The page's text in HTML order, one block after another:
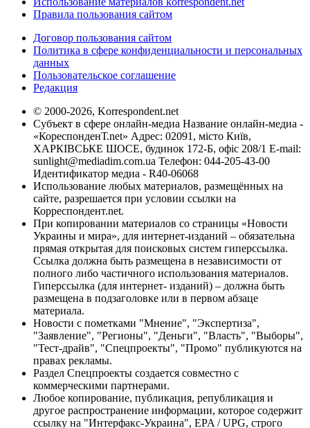
Правила пользования сайтом
Договор пользования сайтом
Политика в сфере конфиденциальности и персональных
данных
Пользовательское соглашение
Редакция
© 2000-2026, Korrespondent.net
Субъект в сфере онлайн-медиа Название онлайн-медиа -
«КореспонденТ.net» Адрес: 02091, місто Київ,
ХАРКІВСЬКЕ ШОСЕ, будинок 172-Б, офіс 208/1 E-mail:
sunlight@mediadim.com.ua Телефон: 044-205-43-00
Идентификатор медиа - R40-06068
Использование любых материалов, размещённых на
сайте, разрешается при условии ссылки на
Корреспондент.net.
При копировании материалов со страницы «Новости
Украины и мира», для интернет-изданий – обязательна
прямая открытая для поисковых систем гиперссылка.
Ссылка должна быть размещена в независимости от
полного либо частичного использования материалов.
Гиперссылка (для интернет- изданий) – должна быть
размещена в подзаголовке или в первом абзаце
материала.
Новости с пометками "Мнение", "Экспертиза",
"Заявление", "Регионы", "Деньги", "Власть", "Выборы",
"Тест-драйв", "Спецпроекты", "Промо" публикуются на
правах рекламы.
Раздел Спецпроекты создается совместно с
коммерческими партнерами.
Любое копирование, публикация, републикация и
другое распространение информации, которое содержит
ссылку на "Интерфакс-Украина", EPA / UPG, строго